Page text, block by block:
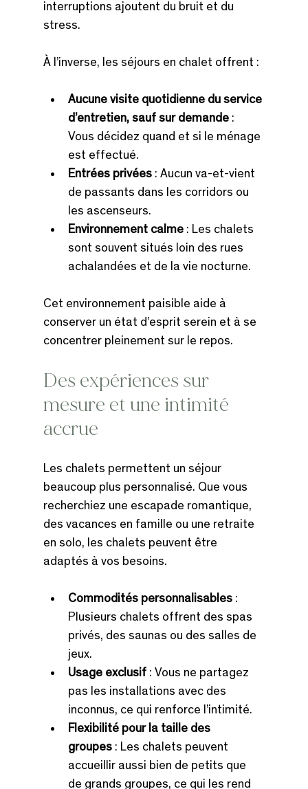
interruptions ajoutent du bruit et du
stress.
À l’inverse, les séjours en chalet offrent :
Aucune visite quotidienne du service
d’entretien, sauf sur demande :
Vous décidez quand et si le ménage
est effectué.
Entrées privées : Aucun va-et-vient
de passants dans les corridors ou
les ascenseurs.
Environnement calme : Les chalets
sont souvent situés loin des rues
achalandées et de la vie nocturne.
Cet environnement paisible aide à
conserver un état d’esprit serein et à se
concentrer pleinement sur le repos.
Des expériences sur
mesure et une intimité
accrue
Les chalets permettent un séjour
beaucoup plus personnalisé. Que vous
recherchiez une escapade romantique,
des vacances en famille ou une retraite
en solo, les chalets peuvent être
adaptés à vos besoins.
Commodités personnalisables :
Plusieurs chalets offrent des spas
privés, des saunas ou des salles de
jeux.
Usage exclusif : Vous ne partagez
pas les installations avec des
inconnus, ce qui renforce l’intimité.
Flexibilité pour la taille des
groupes : Les chalets peuvent
accueillir aussi bien de petits que
de grands groupes, ce qui les rend